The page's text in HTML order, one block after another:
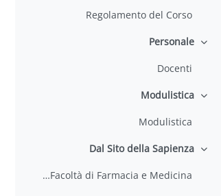
Regolamento del Corso
طيPersonale
Docenti
طيModulistica
Modulistica
طيDal Sito della Sapienza
Corsi di Laurea della Facoltà di Farmacia e Medicina